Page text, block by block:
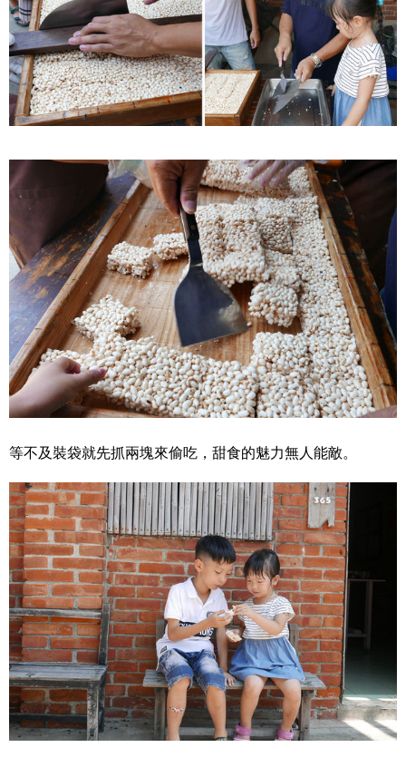
等不及裝袋就先抓兩塊來偷吃，甜食的魅力無人能敵。